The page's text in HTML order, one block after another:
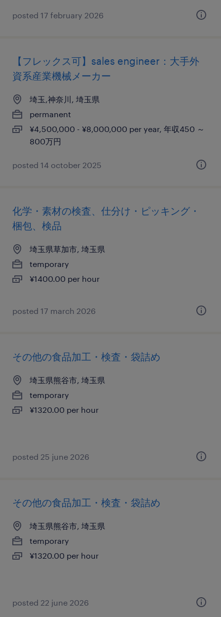
posted 17 february 2026
【フレックス可】sales engineer：大手外
資系産業機械メーカー
埼玉,神奈川, 埼玉県
permanent
¥4,500,000 - ¥8,000,000 per year, 年収450 ～
800万円
posted 14 october 2025
化学・素材の検査、仕分け・ピッキング・
梱包、検品
埼玉県草加市, 埼玉県
temporary
¥1400.00 per hour
posted 17 march 2026
その他の食品加工・検査・袋詰め
埼玉県熊谷市, 埼玉県
temporary
¥1320.00 per hour
posted 25 june 2026
その他の食品加工・検査・袋詰め
埼玉県熊谷市, 埼玉県
temporary
¥1320.00 per hour
posted 22 june 2026